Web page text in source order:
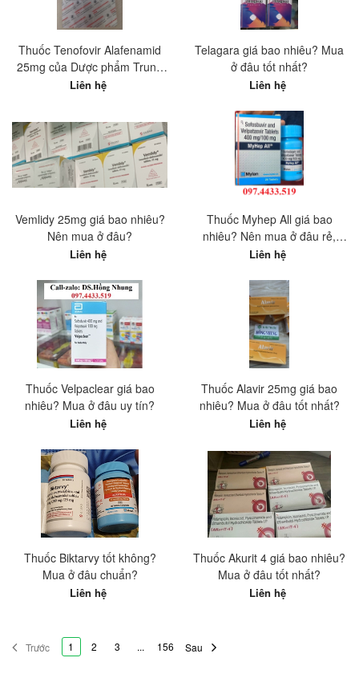
Thuốc Tenofovir Alafenamid
25mg của Dược phẩm Trung
ương 1 là gì? Giá bán và nơi
Liên hệ
Telagara giá bao nhiêu? Mua
ở đâu tốt nhất?
Liên hệ
Vemlidy 25mg giá bao nhiêu?
Nên mua ở đâu?
Liên hệ
Thuốc Myhep All giá bao
nhiêu? Nên mua ở đâu rẻ,
chất lượng tốt nhất?
Liên hệ
Thuốc Velpaclear giá bao
nhiêu? Mua ở đâu uy tín?
Liên hệ
Thuốc Alavir 25mg giá bao
nhiêu? Mua ở đâu tốt nhất?
Liên hệ
Thuốc Biktarvy tốt không?
Mua ở đâu chuẩn?
Liên hệ
Thuốc Akurit 4 giá bao nhiêu?
Mua ở đâu tốt nhất?
Liên hệ
Trước 1 2 3 ... 156 Sau